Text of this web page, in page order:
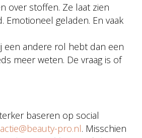
over stoffen. Ze laat zien
geladen. En vaak
een andere rol hebt dan een
meer weten. De vraag is of
baseren op social
pro.nl. Misschien